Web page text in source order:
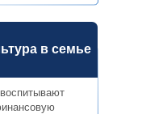
в семье